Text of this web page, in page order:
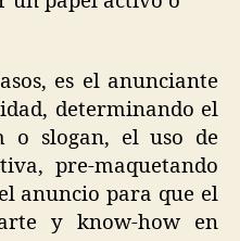
es el anunciante
determinando el
o slogan, el uso de
pre-maquetando
anuncio para que el
y know-how en